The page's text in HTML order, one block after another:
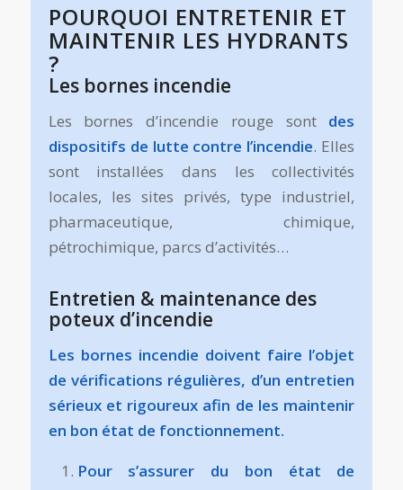
POURQUOI ENTRETENIR ET
MAINTENIR LES HYDRANTS
?
Les bornes incendie
Les bornes d’incendie rouge sont des
dispositifs de lutte contre l’incendie. Elles
sont installées dans les collectivités
locales, les sites privés, type industriel,
pharmaceutique, chimique,
pétrochimique, parcs d’activités…
Entretien & maintenance des
poteux d’incendie
Les bornes incendie doivent faire l’objet
de vérifications régulières, d’un entretien
sérieux et rigoureux afin de les maintenir
en bon état de fonctionnement.
Pour s’assurer du bon état de